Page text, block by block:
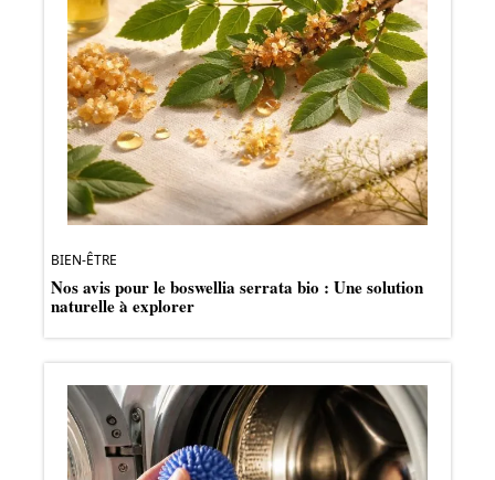
BIEN-ÊTRE
Nos avis pour le boswellia serrata bio : Une solution
naturelle à explorer